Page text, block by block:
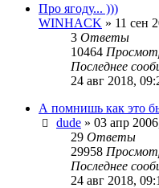
Про ягоду... )))
WINHACK » 11 сен
3 Ответы
10464
Последнее
24 авг 2018,
А помнишь как это
dude » 03 апр
29 Ответы
29958
Последнее
24 авг 2018,